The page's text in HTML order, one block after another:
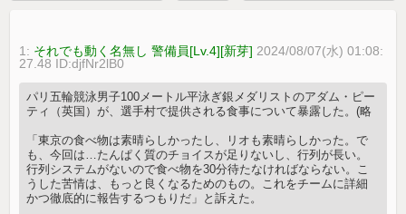
1: それでも動く名無し 警備員[Lv.4][新芽] 2024/08/07(水) 01:08:
27.48 ID:djfNr2lB0
パリ五輪競泳男子100メートル平泳ぎ銀メダリストのアダム・ピー
ティ（英国）が、選手村で提供される食事について暴露した。(略
「東京の食べ物は素晴らしかったし、リオも素晴らしかった。で
も、今回は…たんぱく質のチョイスが足りないし、行列が長い。
行列システムがないので食べ物を30分待たなければならない。こ
うした苦情は、もっと良くなるためのもの。これをチームに詳細
かつ徹底的に報告するつもりだ」と訴えた。